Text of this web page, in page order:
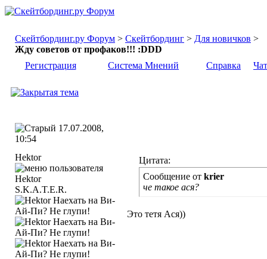
Скейтбординг.ру Форум > Скейтбординг > Для новичков >
Жду советов от профаков!!! :DDD
Регистрация
Система Мнений Справка Чат
17.07.2008,
10:54
Hektor
S.K.A.T.E.R.
Цитата:
Сообщение от krier
че такое ася?
Это тетя Ася))